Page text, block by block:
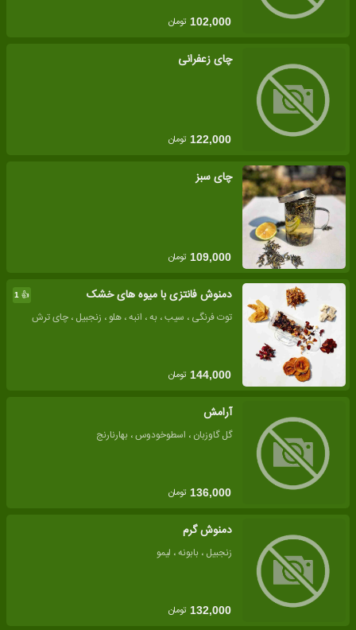
102,000 تومان
چای زعفرانی
122,000 تومان
چای سبز
109,000 تومان
👍
1 دمنوش فانتزی با میوه های خشک
توت فرنگی ، سیب ، به ، انبه ، هلو ، زنجبیل ، چای ترش
144,000 تومان
آرامش
گل گاوزبان ، اسطوخودوس ، بهارنارنج
136,000 تومان
دمنوش گرم
زنجبیل ، بابونه ، لیمو
132,000 تومان